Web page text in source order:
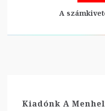
A
Kiadónk A